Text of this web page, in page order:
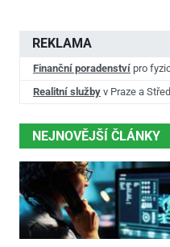
REKLAMA
Finanční poradenství pro
Realitní služby v Praze a
NEJNOVĚJŠÍ ČLÁNKY